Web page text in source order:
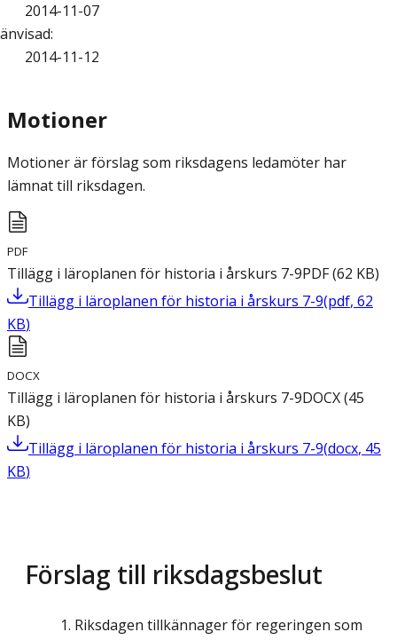
2014-11-07
:
2014-11-12
Motioner
Motioner är förslag som riksdagens ledamöter har
lämnat till riksdagen.
PDF
Tillägg i läroplanen för historia i årskurs 7-9PDF(62 KB)
Tillägg i läroplanen för historia i årskurs 7-9(pdf, 62
KB)
DOCX
Tillägg i läroplanen för historia i årskurs 7-9DOCX(45
KB)
Tillägg i läroplanen för historia i årskurs 7-9(docx, 45
KB)
Förslag till riksdagsbeslut
Riksdagen tillkännager för regeringen som